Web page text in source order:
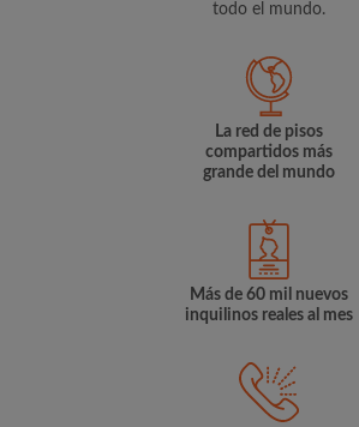
todo el mundo.
La red de pisos
compartidos más
grande del mundo
Más de 60 mil nuevos
inquilinos reales al mes